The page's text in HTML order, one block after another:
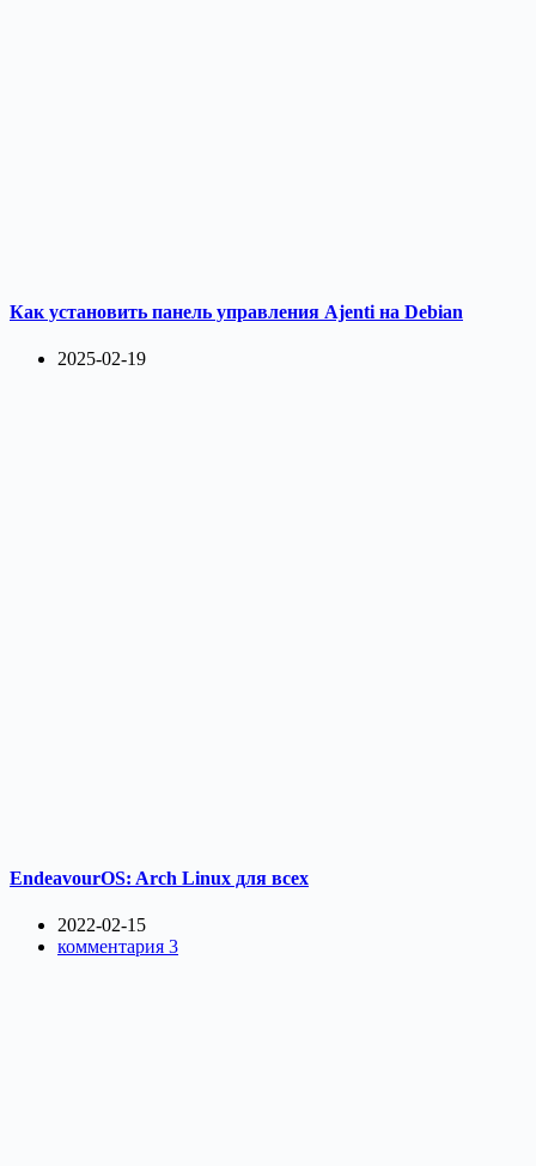
Как установить панель управления Ajenti на Debian
2025-02-19
EndeavourOS: Arch Linux для всех
2022-02-15
комментария 3